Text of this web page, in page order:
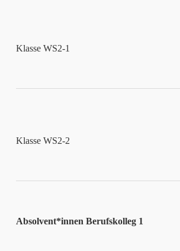
Klasse WS2-1
Klasse WS2-2
Absolvent*innen Berufskolleg 1